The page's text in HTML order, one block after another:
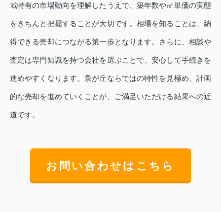
域特有の市場動向を理解したうえで、築年数や㎡単価の実態
をきちんと把握することが大切です。相場を知ることは、納
得できる売却につながる第一歩となります。さらに、相談や
査定は専門知識を持つ会社を選ぶことで、安心して手続きを
進めやすくなります。泉が丘ならではの特性を見極め、計画
的な売却を進めていくことが、ご満足いただける結果への近
道です。
お問い合わせはこちら